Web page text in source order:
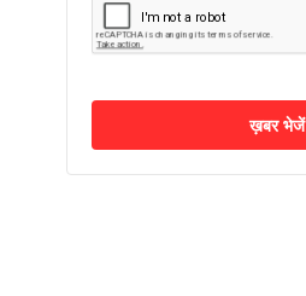
ख़बर भेजें